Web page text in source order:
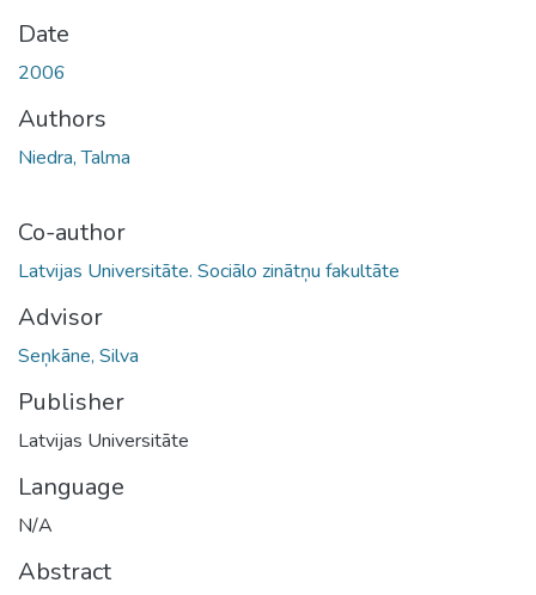
Date
2006
Authors
Niedra, Talma
Co-author
Latvijas Universitāte. Sociālo zinātņu fakultāte
Advisor
Seņkāne, Silva
Publisher
Latvijas Universitāte
Language
N/A
Abstract